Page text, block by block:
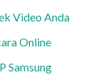
Video Anda
Online
Samsung